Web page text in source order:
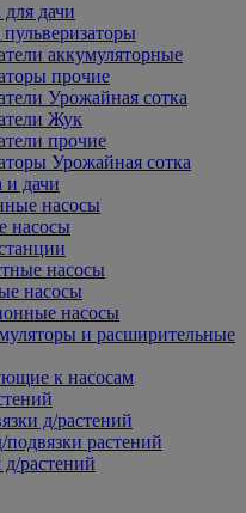
дачи
аккумуляторные
прочие
Урожайная сотка
Жук
прочие
Урожайная сотка
и дачи
насосы
насосы
насосы
насосы
насосы
и расширительные
к насосам
д/растений
растений
растений